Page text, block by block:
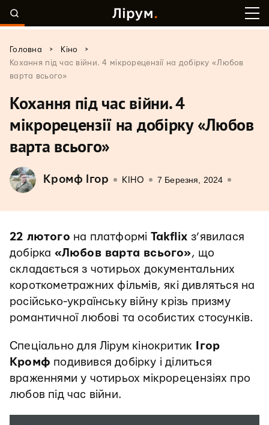
Головна > Кіно
>
Кохання під час війни. 4 мікрорецензії на добірку «Любов
варта всього»
Кохання під час війни. 4
мікрорецензії на добірку «Любов
варта всього»
Кромф Ігор КІНО 7 Березня, 2024
22 лютого на платформі Takflix з’явилася
добірка «Любов варта всього», що
складається з чотирьох документальних
короткометражних фільмів, які дивляться на
російсько-українську війну крізь призму
романтичної любові та особистих стосунків.
Спеціально для Лірум кінокритик Ігор
Кромф подивився добірку і ділиться
враженнями у чотирьох мікрорецензіях про
любов під час війни.